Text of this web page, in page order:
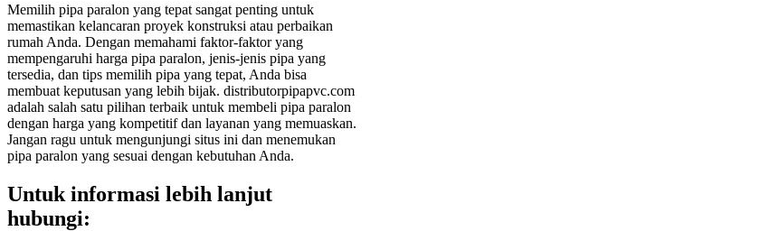
Memilih pipa paralon yang tepat sangat penting untuk
memastikan kelancaran proyek konstruksi atau perbaikan
rumah Anda. Dengan memahami faktor-faktor yang
mempengaruhi harga pipa paralon, jenis-jenis pipa yang
tersedia, dan tips memilih pipa yang tepat, Anda bisa
membuat keputusan yang lebih bijak. distributorpipapvc.com
adalah salah satu pilihan terbaik untuk membeli pipa paralon
dengan harga yang kompetitif dan layanan yang memuaskan.
Jangan ragu untuk mengunjungi situs ini dan menemukan
pipa paralon yang sesuai dengan kebutuhan Anda.
Untuk informasi lebih lanjut
hubungi: